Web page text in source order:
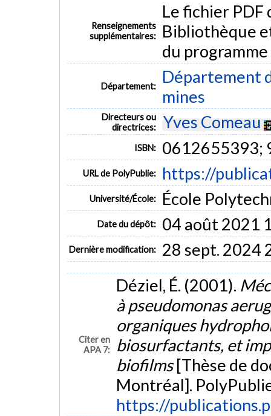
Renseignements
supplémentaires:
Le fichier
Bibliothèque
du programme
Département:
Département
mines
Directeurs ou
directrices:
Yves Comeau
ISBN: 0612655393;
URL de PolyPublie: https://
Université/École: École
Date du dépôt: 04 août 2021
Dernière modification: 28 sept. 2024
Citer en
APA 7:
Déziel, É. (2001).
à pseudomonas
organiques
biosurfactants, et
biofilms[Thèse de
Montréal].
https://